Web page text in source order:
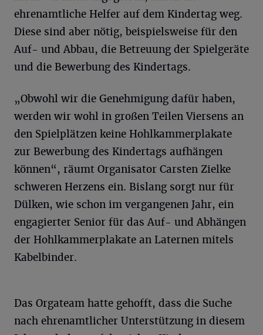
ehrenamtliche Helfer auf dem Kindertag weg.
Diese sind aber nötig, beispielsweise für den
Auf- und Abbau, die Betreuung der Spielgeräte
und die Bewerbung des Kindertags.
„Obwohl wir die Genehmigung dafür haben,
werden wir wohl in großen Teilen Viersens an
den Spielplätzen keine Hohlkammerplakate
zur Bewerbung des Kindertags aufhängen
können“, räumt Organisator Carsten Zielke
schweren Herzens ein. Bislang sorgt nur für
Dülken, wie schon im vergangenen Jahr, ein
engagierter Senior für das Auf- und Abhängen
der Hohlkammerplakate an Laternen mitels
Kabelbinder.
Das Orgateam hatte gehofft, dass die Suche
nach ehrenamtlicher Unterstützung in diesem